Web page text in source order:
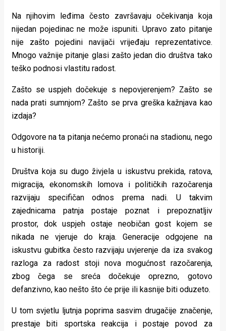
Na njihovim leđima često završavaju očekivanja koja
nijedan pojedinac ne može ispuniti. Upravo zato pitanje
nije zašto pojedini navijači vrijeđaju reprezentativce.
Mnogo važnije pitanje glasi zašto jedan dio društva tako
teško podnosi vlastitu radost.
Zašto se uspjeh dočekuje s nepovjerenjem? Zašto se
nada prati sumnjom? Zašto se prva greška kažnjava kao
izdaja?
Odgovore na ta pitanja nećemo pronaći na stadionu, nego
u historiji.
Društva koja su dugo živjela u iskustvu prekida, ratova,
migracija, ekonomskih lomova i političkih razočarenja
razvijaju specifičan odnos prema nadi. U takvim
zajednicama patnja postaje poznat i prepoznatljiv
prostor, dok uspjeh ostaje neobičan gost kojem se
nikada ne vjeruje do kraja. Generacije odgojene na
iskustvu gubitka često razvijaju uvjerenje da iza svakog
razloga za radost stoji nova mogućnost razočarenja,
zbog čega se sreća dočekuje oprezno, gotovo
defanzivno, kao nešto što će prije ili kasnije biti oduzeto.
U tom svjetlu ljutnja poprima sasvim drugačije značenje,
prestaje biti sportska reakcija i postaje povod za